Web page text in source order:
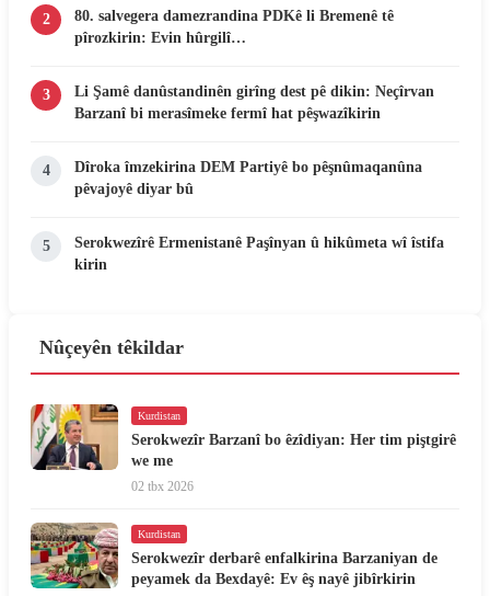
2
80. salvegera damezrandina PDKê li Bremenê tê
pîrozkirin: Evin hûrgilî…
3
Li Şamê danûstandinên girîng dest pê dikin: Neçîrvan
Barzanî bi merasîmeke fermî hat pêşwazîkirin
4
Dîroka îmzekirina DEM Partiyê bo pêşnûmaqanûna
pêvajoyê diyar bû
5
Serokwezîrê Ermenistanê Paşînyan û hikûmeta wî îstifa
kirin
Nûçeyên têkildar
Kurdistan
Serokwezîr Barzanî bo êzîdiyan: Her tim piştgirê
we me
02 tbx 2026
Kurdistan
Serokwezîr derbarê enfalkirina Barzaniyan de
peyamek da Bexdayê: Ev êş nayê jibîrkirin